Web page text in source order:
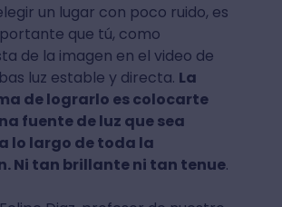
un lugar con poco ruido, es
que tú, como
de la imagen en el video de
luz estable y directa. La
de lograrlo es colocarte
fuente de luz que sea
lo largo de toda la
Ni tan brillante ni tan tenue.